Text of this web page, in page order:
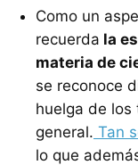
Como un
recuerda la
materia de
se reconoce
huelga de
general. Tan
lo que